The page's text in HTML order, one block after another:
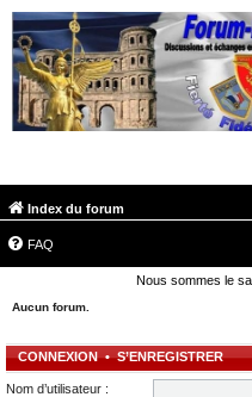
Index du forum
FAQ
Nous sommes le
Aucun forum.
CONNEXION•S’ENREGISTRER
Nom d’utilisateur :